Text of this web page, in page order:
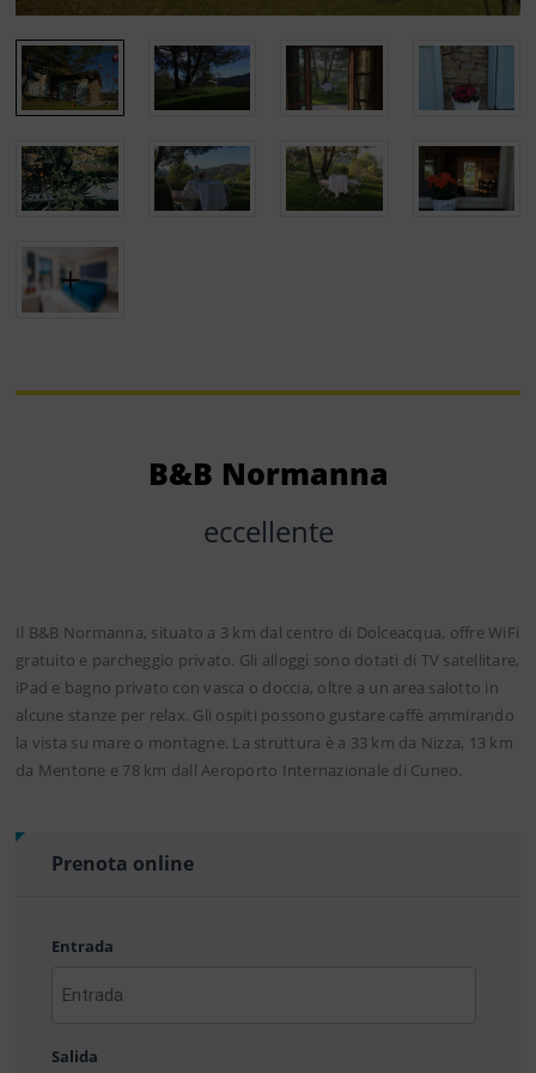
B&B Normanna
eccellente
Il B&B Normanna, situato a 3 km dal centro di Dolceacqua, offre WiFi
gratuito e parcheggio privato. Gli alloggi sono dotati di TV satellitare,
iPad e bagno privato con vasca o doccia, oltre a un area salotto in
alcune stanze per relax. Gli ospiti possono gustare caffè ammirando
la vista su mare o montagne. La struttura è a 33 km da Nizza, 13 km
da Mentone e 78 km dall Aeroporto Internazionale di Cuneo.
Prenota online
Entrada
AAAA
MM
Salida